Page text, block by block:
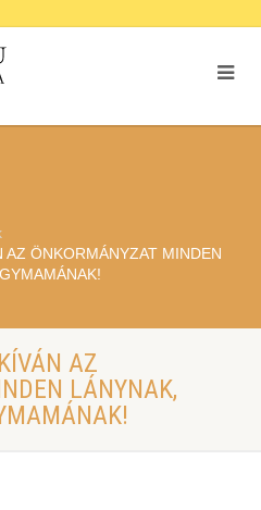
ÖNKORMÁNYZAT MINDEN
AZ
LÁNYNAK,